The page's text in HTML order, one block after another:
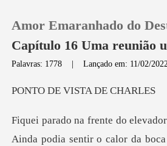
Loja
Amor Emaranhado do
Capítulo 16 Uma reunião
Palavras: 1778 |Lançado em: 11/02/2022
VISTA D
da podia sentir o calor da